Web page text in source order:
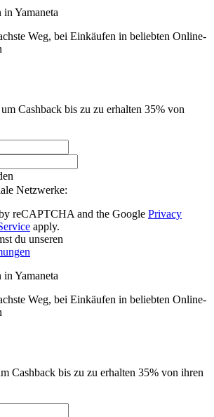
in Yamaneta
Weg, bei Einkäufen in beliebten Online-
Cashback bis zu zu erhalten 35% von
Netzwerke:
reCAPTCHA and the Google Privacy
apply.
du unseren
in Yamaneta
Weg, bei Einkäufen in beliebten Online-
Cashback bis zu zu erhalten 35% von ihren